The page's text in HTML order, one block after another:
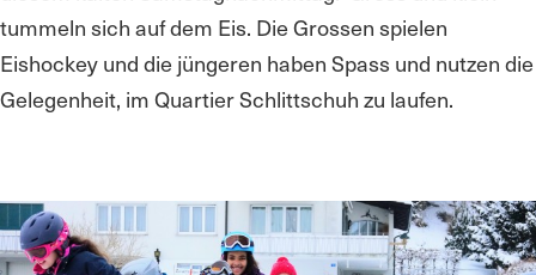
tummeln sich auf dem Eis. Die Grossen spielen
Eishockey und die jüngeren haben Spass und nutzen die
Gelegenheit, im Quartier Schlittschuh zu laufen.